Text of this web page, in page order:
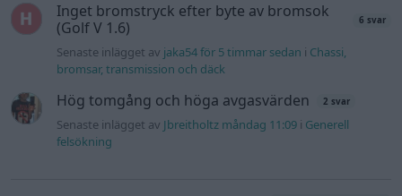
Inget bromstryck efter byte av bromsok
(Golf V 1.6)
6 svar
Senaste inlägget av jaka54 för 5 timmar sedan i Chassi,
bromsar, transmission och däck
Hög tomgång och höga avgasvärden 2 svar
Senaste inlägget av Jbreitholtz måndag 11:09 i Generell
felsökning